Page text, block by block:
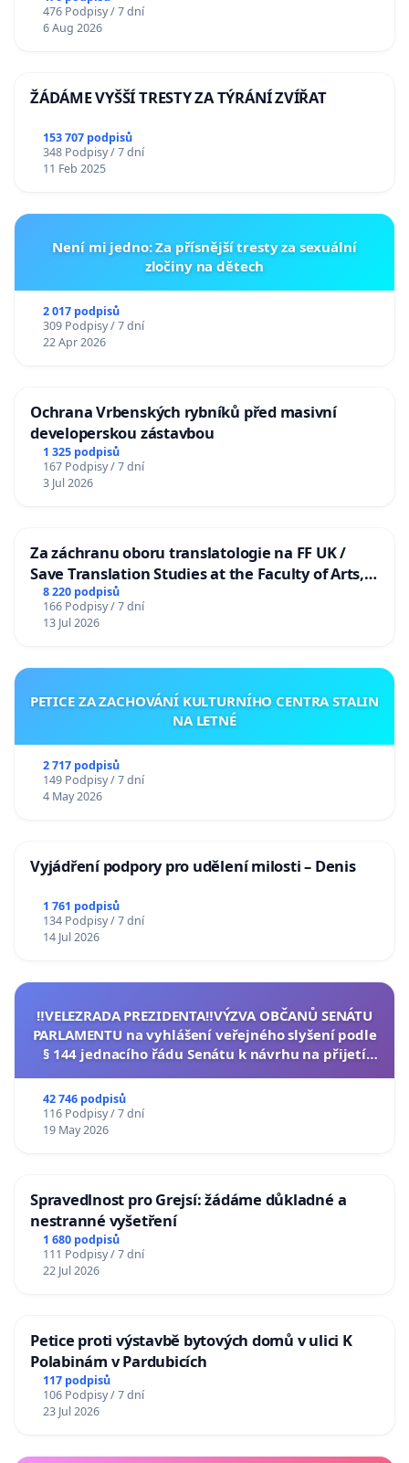
476 Podpisy / 7 dní
6 Aug 2026
ŽÁDÁME VYŠŠÍ TRESTY ZA TÝRÁNÍ ZVÍŘAT
153 707 podpisů
348 Podpisy / 7 dní
11 Feb 2025
Není mi jedno: Za přísnější tresty za sexuální
zločiny na dětech
2 017 podpisů
309 Podpisy / 7 dní
22 Apr 2026
Ochrana Vrbenských rybníků před masivní
developerskou zástavbou
1 325 podpisů
167 Podpisy / 7 dní
3 Jul 2026
Za záchranu oboru translatologie na FF UK /
Save Translation Studies at the Faculty of Arts,
Charles University
8 220 podpisů
166 Podpisy / 7 dní
13 Jul 2026
PETICE ZA ZACHOVÁNÍ KULTURNÍHO CENTRA STALIN
NA LETNÉ
2 717 podpisů
149 Podpisy / 7 dní
4 May 2026
Vyjádření podpory pro udělení milosti – Denis
1 761 podpisů
134 Podpisy / 7 dní
14 Jul 2026
‼️VELEZRADA PREZIDENTA‼️VÝZVA OBČANŮ SENÁTU
PARLAMENTU na vyhlášení veřejného slyšení podle
§ 144 jednacího řádu Senátu k návrhu na přijetí
42 746 podpisů
116 Podpisy / 7 dní
19 May 2026
Spravedlnost pro Grejsí: žádáme důkladné a
nestranné vyšetření
1 680 podpisů
111 Podpisy / 7 dní
22 Jul 2026
Petice proti výstavbě bytových domů v ulici K
Polabinám v Pardubicích
117 podpisů
106 Podpisy / 7 dní
23 Jul 2026